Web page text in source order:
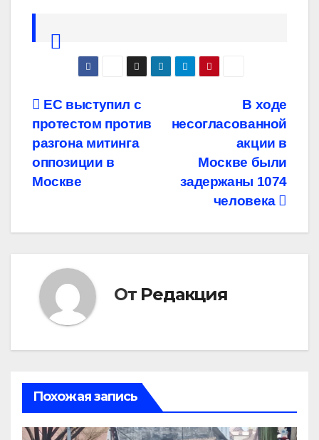
Навигация
по
записям
В ходе
несогласованной
акции в
Москве были
задержаны 1074
человека
ЕС выступил с
протестом против
разгона митинга
оппозиции в
Москве
От Редакция
Похожая запись